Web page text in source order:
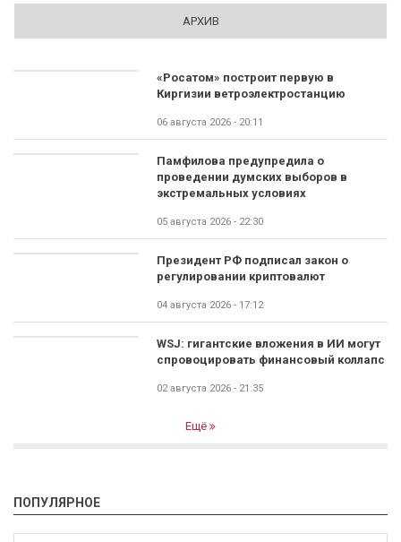
АРХИВ
«Росатом» построит первую в
Киргизии ветроэлектростанцию
06 августа 2026 - 20:11
Памфилова предупредила о
проведении думских выборов в
экстремальных условиях
05 августа 2026 - 22:30
Президент РФ подписал закон о
регулировании криптовалют
04 августа 2026 - 17:12
WSJ: гигантские вложения в ИИ могут
спровоцировать финансовый коллапс
02 августа 2026 - 21:35
Ещё
ПОПУЛЯРНОЕ